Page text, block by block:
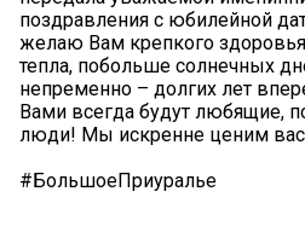
поздравления с юбилейной
желаю Вам крепкого
тепла, побольше солнечных
непременно – долгих лет
Вами всегда будут любящие,
люди! Мы искренне ценим
#БольшоеПриуралье